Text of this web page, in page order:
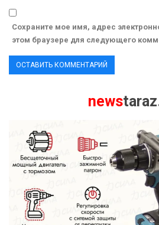
Сохраните мое имя, адрес
этом браузере для следующего
news